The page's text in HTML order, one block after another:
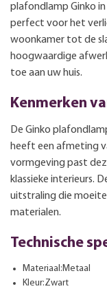
plafondlamp Ginko
perfect voor het
woonkamer tot de
hoogwaardige
toe aan uw huis.
Kenmerken
De Ginko
heeft een afmeting
vormgeving past
klassieke interieurs.
uitstraling die
materialen.
Technische
Materiaal:Metaal
Kleur:Zwart